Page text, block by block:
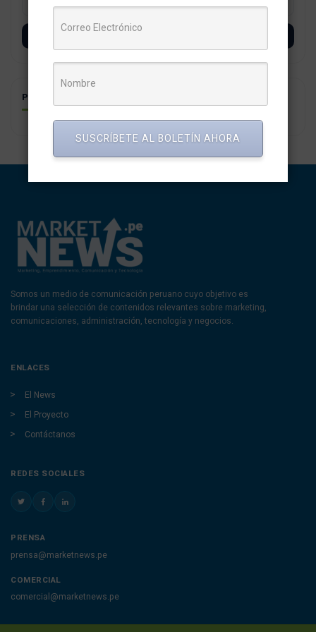
POSTS RELACIONADOS
Somos un medio de comunicación peruano cuyo objetivo es
brindar una selección de contenidos relevantes sobre marketing,
comunicaciones, administración, tecnología y negocios.
ENLACES
El News
El Proyecto
Contáctanos
REDES SOCIALES
PRENSA
prensa@marketnews.pe
COMERCIAL
comercial@marketnews.pe
SUSCRÍBETE AL BOLETÍN AHORA